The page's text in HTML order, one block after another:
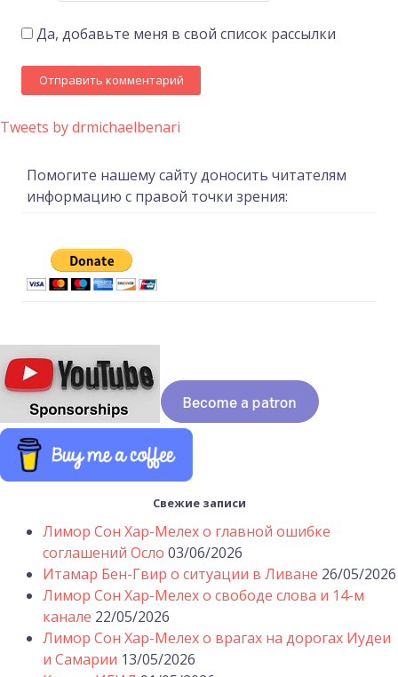
Да, добавьте меня в свой список рассылки
Tweets by drmichaelbenari
Помогите нашему сайту доносить читателям
информацию с правой точки зрения:
Свежие записи
Лимор Сон Хар-Мелех о главной ошибке
соглашений Осло 03/06/2026
Итамар Бен-Гвир о ситуации в Ливане 26/05/2026
Лимор Сон Хар-Мелех о свободе слова и 14-м
канале 22/05/2026
Лимор Сон Хар-Мелех о врагах на дорогах Иудеи
и Самарии 13/05/2026